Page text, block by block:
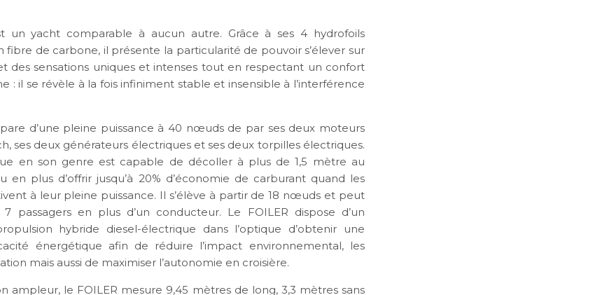
un yacht comparable à aucun autre. Grâce à ses 4 hydrofoils
fibre de carbone, il présente la particularité de pouvoir s’élever sur
des sensations uniques et intenses tout en respectant un confort
: il se révèle à la fois infiniment stable et insensible à l’interférence
pare d’une pleine puissance à 40 nœuds de par ses deux moteurs
ses deux générateurs électriques et ses deux torpilles électriques.
en son genre est capable de décoller à plus de 1,5 mètre au
en plus d’offrir jusqu’à 20% d’économie de carburant quand les
à leur pleine puissance. Il s’élève à partir de 18 nœuds et peut
passagers en plus d’un conducteur. Le FOILER dispose d’un
hybride diesel-électrique dans l’optique d’obtenir une
énergétique afin de réduire l’impact environnemental, les
mais aussi de maximiser l’autonomie en croisière.
ampleur, le FOILER mesure 9,45 mètres de long, 3,3 mètres sans